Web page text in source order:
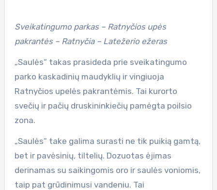
Sveikatingumo parkas – Ratnyčios upės
pakrantės – Ratnyčia – Latežerio ežeras
„Saulės“ takas prasideda prie sveikatingumo
parko kaskadinių maudyklių ir vingiuoja
Ratnyčios upelės pakrantėmis. Tai kurorto
svečių ir pačių druskininkiečių pamėgta poilsio
zona.
„Saulės“ take galima surasti ne tik puikią gamtą,
bet ir pavėsinių, tiltelių. Dozuotas ėjimas
derinamas su saikingomis oro ir saulės voniomis,
taip pat grūdinimusi vandeniu. Tai